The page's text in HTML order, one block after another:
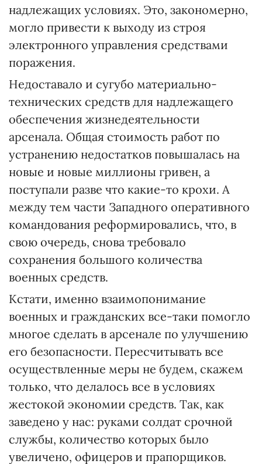
надлежащих условиях. Это, закономерно,
могло привести к выходу из строя
электронного управления средствами
поражения.
Недоставало и сугубо материально-
технических средств для надлежащего
обеспечения жизнедеятельности
арсенала. Общая стоимость работ по
устранению недостатков повышалась на
новые и новые миллионы гривен, а
поступали разве что какие-то крохи. А
между тем части Западного оперативного
командования реформировались, что, в
свою очередь, снова требовало
сохранения большого количества
военных средств.
Кстати, именно взаимопонимание
военных и гражданских все-таки помогло
многое сделать в арсенале по улучшению
его безопасности. Пересчитывать все
осуществленные меры не будем, скажем
только, что делалось все в условиях
жестокой экономии средств. Так, как
заведено у нас: руками солдат срочной
службы, количество которых было
увеличено, офицеров и прапорщиков.